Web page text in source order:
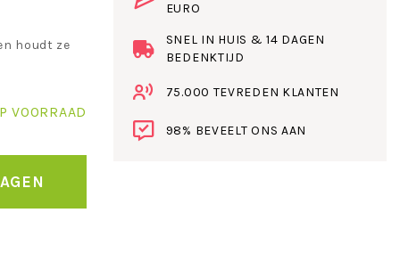
houdt ze
VOORRAAD
EURO
SNEL IN HUIS & 14 DAGEN
BEDENKTIJD
75.000 TEVREDEN KLANTEN
98% BEVEELT ONS AAN